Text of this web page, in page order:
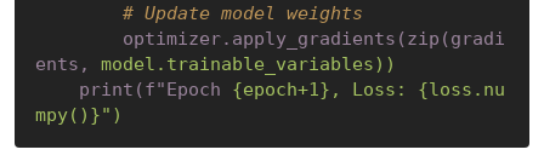
        # Update model weights
optimizer.apply_gradients(zip(gradi
ents,
model.trainable_variables))
print(f"Epoch
{epoch+1}, Loss: {loss.nu
mpy()}")